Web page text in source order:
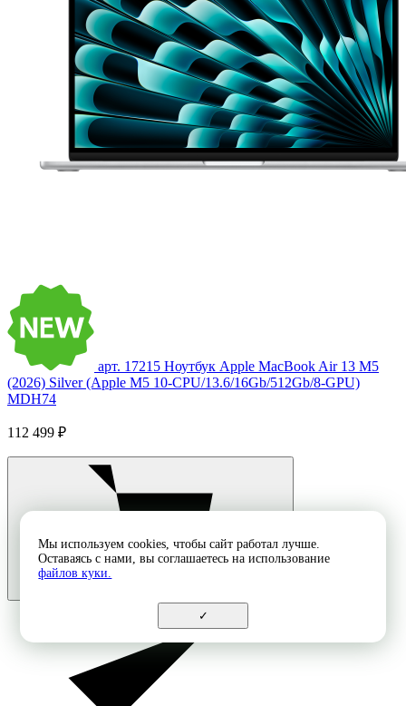
арт. 17215 Ноутбук Apple MacBook Air 13 M5
(2026) Silver (Apple M5 10-CPU/13.6/16Gb/512Gb/8-GPU)
MDH74
112 499 ₽
Мы используем cookies, чтобы сайт работал лучше.
Оставаясь с нами, вы соглашаетесь на использование
файлов куки.
✓